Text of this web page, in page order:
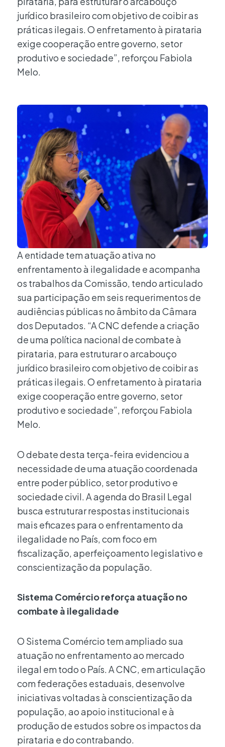
jurídico brasileiro com objetivo de coibir as
práticas ilegais. O enfretamento à pirataria
exige cooperação entre governo, setor
produtivo e sociedade”, reforçou Fabiola
Melo.
A entidade tem atuação ativa no
enfrentamento à ilegalidade e acompanha
os trabalhos da Comissão, tendo articulado
sua participação em seis requerimentos de
audiências públicas no âmbito da Câmara
dos Deputados. “A CNC defende a criação
de uma política nacional de combate à
pirataria, para estruturar o arcabouço
jurídico brasileiro com objetivo de coibir as
práticas ilegais. O enfretamento à pirataria
exige cooperação entre governo, setor
produtivo e sociedade”, reforçou Fabiola
Melo.
O debate desta terça-feira evidenciou a
necessidade de uma atuação coordenada
entre poder público, setor produtivo e
sociedade civil. A agenda do Brasil Legal
busca estruturar respostas institucionais
mais eficazes para o enfrentamento da
ilegalidade no País, com foco em
fiscalização, aperfeiçoamento legislativo e
conscientização da população.
Sistema Comércio reforça atuação no
combate à ilegalidade
O Sistema Comércio tem ampliado sua
atuação no enfrentamento ao mercado
ilegal em todo o País. A CNC, em articulação
com federações estaduais, desenvolve
iniciativas voltadas à conscientização da
população, ao apoio institucional e à
produção de estudos sobre os impactos da
pirataria e do contrabando.